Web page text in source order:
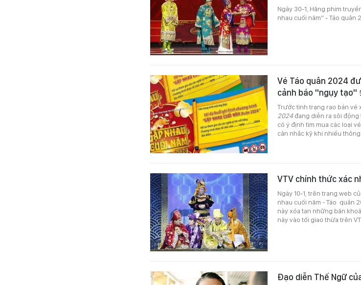
Ngày 30-1, Hãng phim
nhau cuối năm” - Táo quân
Vé Táo quân 2024
cảnh báo "ngụy tạo"
Trước tình trạng rao bán vé
2024đang diễn ra sôi động
có ý định tìm mua các loại
cân nhắc kỹ khi nhiều
VTV chính thức xác
Ngày 10-1, trên trang web
nhau cuối năm - Táo quân
này xóa tan những băn
này vào tối giao thừa trên
Đạo diễn Thế Ngữ